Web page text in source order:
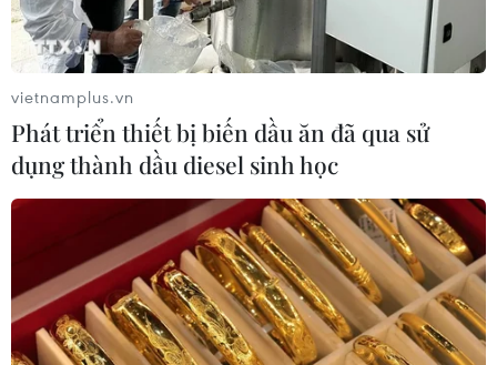
Triệt phá đường dây buôn bán trái phép
ma túy từ Lào về Việt Nam
20/12/2016 05:14
PC47 Công an Thành phố Hồ Chí Minh cho biết vừa
triệt phá thành công một đường dây buôn bán trái
phép ma túy từ Lào về Việt Nam, khởi tố 3 đối tượng
và thu giữ gần 2kg heroin.
vietnamplus.vn
Phát triển thiết bị biến dầu ăn đã qua sử
dụng thành dầu diesel sinh học